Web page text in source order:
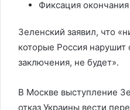
Фиксация
Зеленский заявил, что
которые Россия нарушит
заключения, не будет».
В Москве выступление
отказ Украины вести